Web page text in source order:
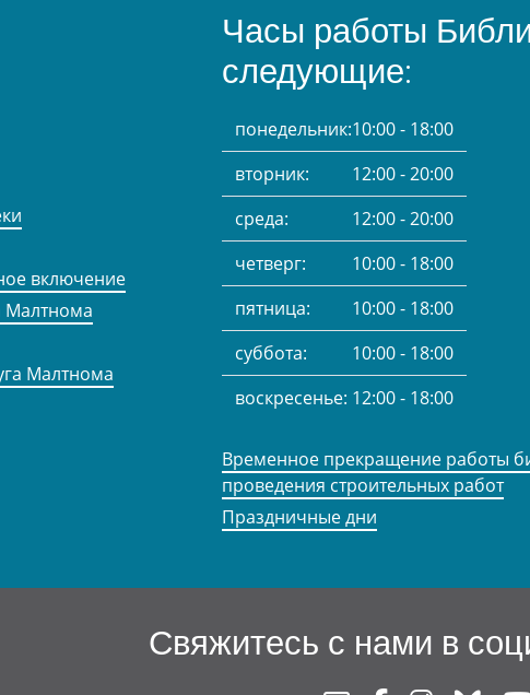
включение
Малтнома
Малтнома
Часы работы
следующие:
понедельник:10:00 - 18:00
вторник:
12:00 - 20:00
среда:
12:00 - 20:00
четверг:
10:00 - 18:00
пятница:
10:00 - 18:00
суббота:
10:00 - 18:00
воскресенье: 12:00 - 18:00
Временное прекращение работы
проведения строительных работ
Праздничные дни
Свяжитесь с нами в